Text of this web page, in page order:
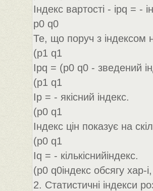
Індекс вартості - ipq = -
p0 q0
Те, що поруч з індексом
(p1 q1
Ipq = (p0 q0 - зведений
(p1 q1
Ip = - якісний індекс.
(p0 q1
Індекс цін показує на
(p0 q1
Iq = - кількіснийіндекс.
(p0 q0індекс обсягу хар-
2. Статистичні індекси